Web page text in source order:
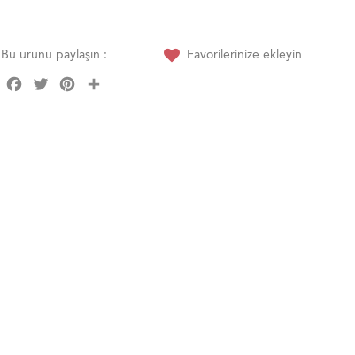
Bu ürünü paylaşın :
FacebookTwitterPinterest
Favorilerinize ekleyin